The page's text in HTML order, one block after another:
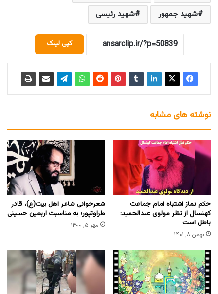
شهید جمهور
شهید رئیسی
کپی لینک
نوشته های مشابه
حکم نماز اشتباه امام جماعت
کهنسال از نظر مولوی عبدالحمید:
باطل است
بهمن ۸, ۱۴۰۱
شعرخوانی شاعر اهل بیت(ع)، قادر
طراوتپور؛ به مناسبت اربعین حسینی
مهر ۵, ۱۴۰۰